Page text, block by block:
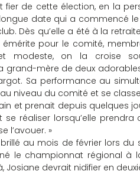
fier de cette élection, en la
date qui a commencé
Dès qu’elle a été à la
émérite pour le comité,
modeste, on la croise
grand-mère de deux
Sa performance au
niveau du comité et se classe
et prenait depuis quelques
réaliser lorsqu’elle prendra
l’avouer. »
au mois de février lors du
le championnat régional à
Josiane devrait nidifier en